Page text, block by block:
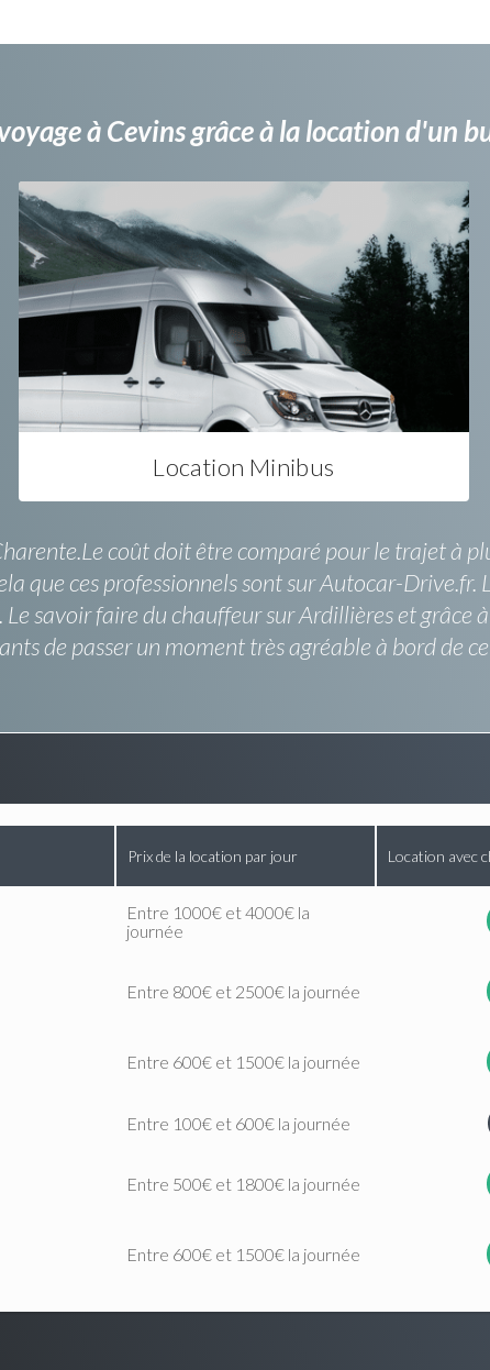
à Cevins grâce à la location d'un
Location Minibus
coût doit être comparé pour le trajet à
que ces professionnels sont sur Autocar-
savoir faire du chauffeur sur Ardillières et
de passer un moment très agréable à bord de
Prix de la location par jour Location avec
Entre 1000€ et 4000€ la
journée
Entre 800€ et 2500€ la journée
Entre 600€ et 1500€ la journée
Entre 100€ et 600€ la journée
Entre 500€ et 1800€ la journée
Entre 600€ et 1500€ la journée